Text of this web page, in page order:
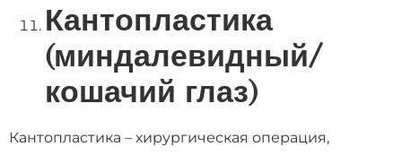
Кантопластика
(миндалевидный/
кошачий глаз)
Кантопластика – хирургическая операция,